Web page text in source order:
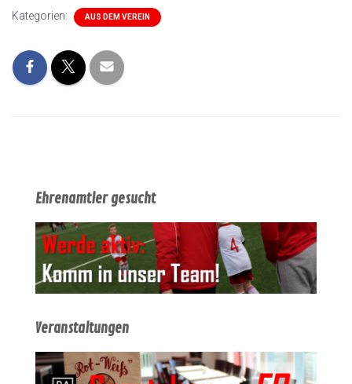
Kategorien: AUS DEM VEREIN
Ehrenamtler gesucht
Veranstaltungen